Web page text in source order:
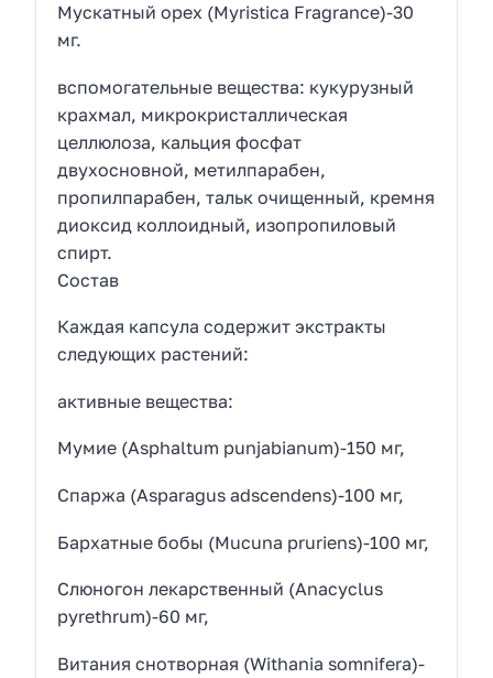
Мускатный орех (Myristica Fragrance)-30
мг.
вспомогательные вещества: кукурузный
крахмал, микрокристаллическая
целлюлоза, кальция фосфат
двухосновной, метилпарабен,
пропилпарабен, тальк очищенный, кремня
диоксид коллоидный, изопропиловый
спирт.
Состав
Каждая капсула содержит экстракты
следующих растений:
активные вещества:
Мумие (Asphaltum punjabianum)-150 мг,
Спаржа (Asparagus adscendens)-100 мг,
Бархатные бобы (Mucuna pruriens)-100 мг,
Слюногон лекарственный (Anacyclus
pyrethrum)-60 мг,
Витания снотворная (Withania somnifera)-